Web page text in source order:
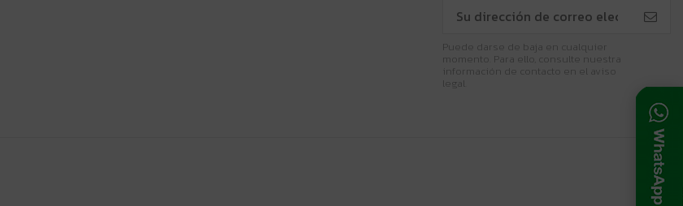
Puede darse de baja en cualquier
momento. Para ello, consulte nuestra
información de contacto en el aviso
legal.